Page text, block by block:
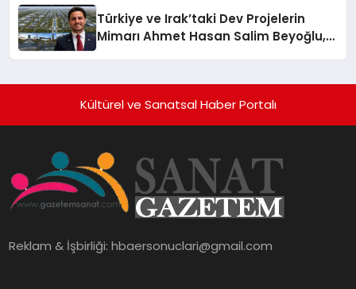
Türkiye ve Irak’taki Dev Projelerin
Mimarı Ahmet Hasan Salim Beyoğlu,
Hayata Geçirecek
Kültürel ve Sanatsal Haber Portalı
Reklam & İşbirliği:hbaersonuclari@gmail.com